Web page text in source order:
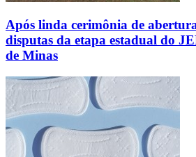
Após linda cerimônia de
disputas da etapa estadual do
de Minas